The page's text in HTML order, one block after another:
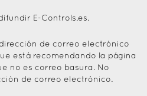
E-Controls.es.
dirección de correo electrónico
está recomendando la página
no es correo basura. No
de correo electrónico.